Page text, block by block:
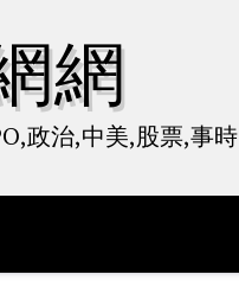
網
政治,中美,股票,事時